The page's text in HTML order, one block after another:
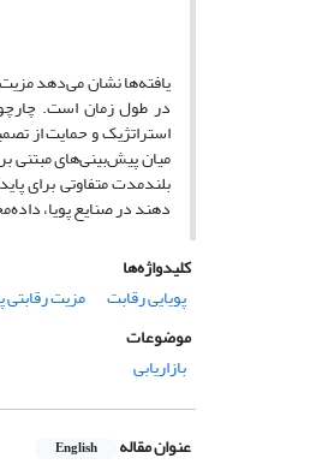
یافته‌ها نشان می‌دهد مزیت
در طول زمان است.
استراتژیک و حمایت از
میان پیش‌بینی‌های مبتنی
بلندمدت متفاوتی برای
دهند در صنایع پویا،
کلیدواژه‌ها
پویایی رقابت
مزیت رقابتی
موضوعات
بازاریابی
عنوان مقاله English